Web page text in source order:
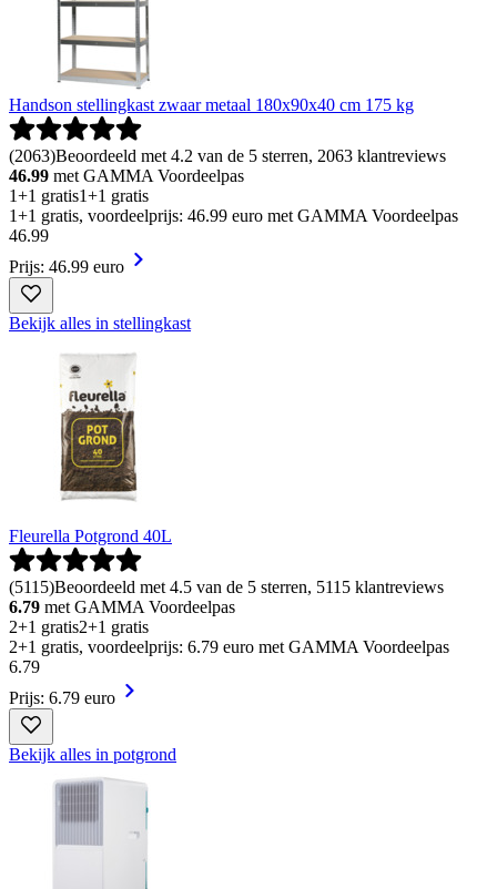
Handson stellingkast zwaar metaal 180x90x40 cm 175 kg
(2063)Beoordeeld met 4.2 van de 5 sterren, 2063 klantreviews
46.99 met GAMMA Voordeelpas
1+1 gratis1+1 gratis
1+1 gratis, voordeelprijs: 46.99 euro met GAMMA Voordeelpas
46.99
Prijs: 46.99 euro
Bekijk alles in stellingkast
Fleurella Potgrond 40L
(5115)Beoordeeld met 4.5 van de 5 sterren, 5115 klantreviews
6.79 met GAMMA Voordeelpas
2+1 gratis2+1 gratis
2+1 gratis, voordeelprijs: 6.79 euro met GAMMA Voordeelpas
6.79
Prijs: 6.79 euro
Bekijk alles in potgrond